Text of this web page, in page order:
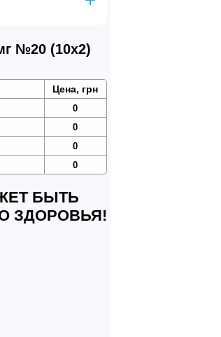
№20 (10х2)
Цена, грн
0
0
0
0
БЫТЬ
ЗДОРОВЬЯ!